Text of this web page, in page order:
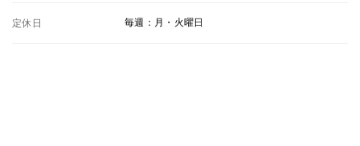
定休日 毎週：月・火曜日